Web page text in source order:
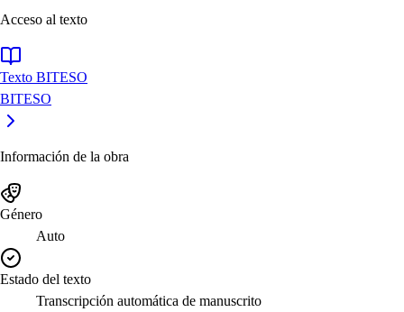
Acceso al texto
Texto BITESO
BITESO
Información de la obra
Género
Auto
Estado del texto
Transcripción automática de manuscrito